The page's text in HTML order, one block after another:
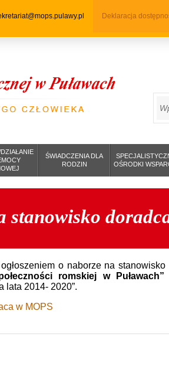
Deklaracja
ŚWIADCZENIA DLA
RODZIN
OŚRODKI
stanowisko
o naborze na
romskiej w
lata 2014- 2020”.
w MOPS